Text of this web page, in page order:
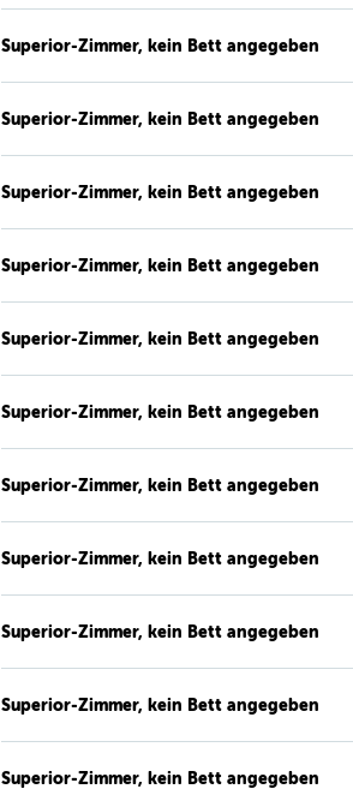
Superior-Zimmer, kein Bett angegeben
Superior-Zimmer, kein Bett angegeben
Superior-Zimmer, kein Bett angegeben
Superior-Zimmer, kein Bett angegeben
Superior-Zimmer, kein Bett angegeben
Superior-Zimmer, kein Bett angegeben
Superior-Zimmer, kein Bett angegeben
Superior-Zimmer, kein Bett angegeben
Superior-Zimmer, kein Bett angegeben
Superior-Zimmer, kein Bett angegeben
Superior-Zimmer, kein Bett angegeben